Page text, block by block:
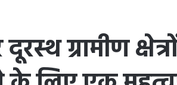
ग्रामीण